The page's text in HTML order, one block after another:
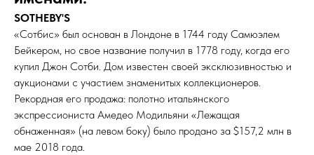
SOTHEBY'S
«Сотбис» был основан в Лондоне в 1744 году Самюэлем
Бейкером, но свое название получил в 1778 году, когда его
купил Джон Сотби. Дом известен своей эксклюзивностью и
аукционами с участием знаменитых коллекционеров.
Рекордная его продажа: полотно итальянского
экспрессиониста Амедео Модильяни «Лежащая
обнаженная» (на левом боку) было продано за $157,2 млн в
мае 2018 года.